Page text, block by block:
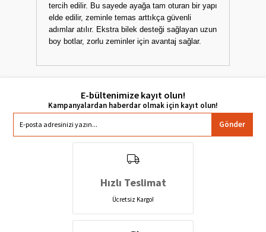
tercih edilir. Bu sayede ayağa tam oturan bir yapı
elde edilir, zeminle temas arttıkça güvenli
adımlar atılır. Ekstra bilek desteği sağlayan uzun
boy botlar, zorlu zeminler için avantaj sağlar.
E-bültenimize kayıt olun!
Gönder
Hızlı Teslimat
Ücretsiz Kargo!